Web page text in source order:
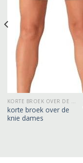
KORTE BROEK OVER DE KNIE DAMES
korte broek over de
knie dames